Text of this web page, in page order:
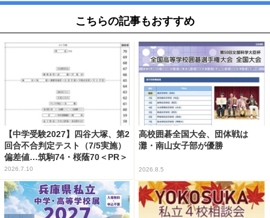
こちらの記事もおすすめ
【中学受験2027】四谷大塚、第2
回合不合判定テスト（7/5実施）
偏差値…筑駒74・桜蔭70＜PR＞
2026.7.10
高校囲碁全国大会、団体戦は
灘・南山女子部が優勝
2026.8.5